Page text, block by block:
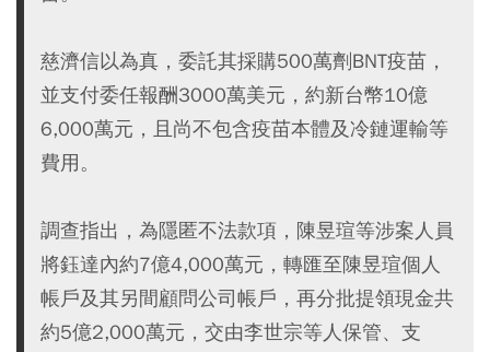
慈濟信以為真，委託其採購500萬劑BNT疫苗，
並支付委任報酬3000萬美元，約新台幣10億
6,000萬元，且尚不包含疫苗本體及冷鏈運輸等
費用。
調查指出，為隱匿不法款項，陳昱瑄等涉案人員
將鈺達內約7億4,000萬元，轉匯至陳昱瑄個人
帳戶及其另間顧問公司帳戶，再分批提領現金共
約5億2,000萬元，交由李世宗等人保管、支